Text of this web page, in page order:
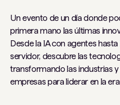
Un evento de un día donde
primera mano las últimas
Desde la IA con agentes
servidor, descubre las
transformando las industrias
empresas para liderar en la